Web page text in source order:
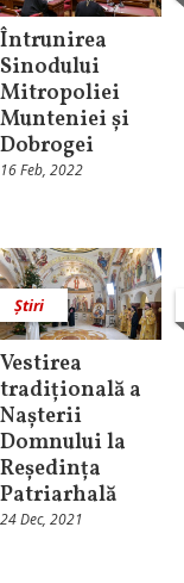
Întrunirea
Sinodului
Mitropoliei
Munteniei și
Dobrogei
16 Feb, 2022
Știri
Vestirea
tradițională a
Nașterii
Domnului la
Reședința
Patriarhală
24 Dec, 2021